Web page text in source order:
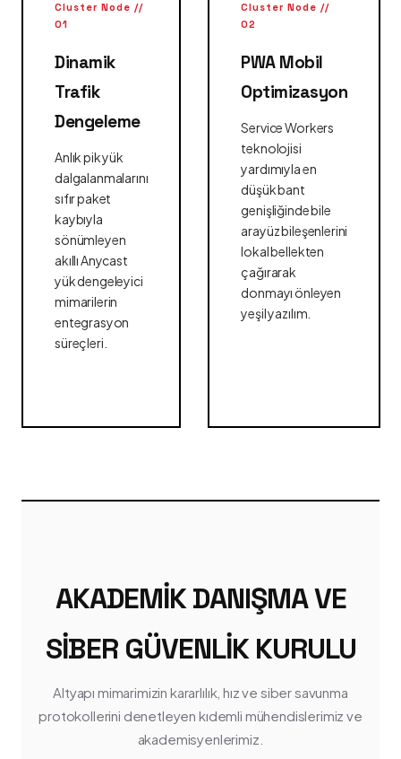
Cluster Node //
01
Dinamik
Trafik
Dengeleme
Anlık pik yük
dalgalanmalarını
sıfır paket
kaybıyla
sönümleyen
akıllı Anycast
yük dengeleyici
mimarilerin
entegrasyon
süreçleri.
Cluster Node //
02
PWA Mobil
Optimizasyon
Service Workers
teknolojisi
yardımıyla en
düşük bant
genişliğinde bile
arayüz bileşenlerini
lokal bellekten
çağırarak
donmayı önleyen
yeşil yazılım.
AKADEMIK DANIŞMA VE
SIBER GÜVENLIK KURULU
Altyapı mimarimizin kararlılık, hız ve siber savunma
protokollerini denetleyen kıdemli mühendislerimiz ve
akademisyenlerimiz.